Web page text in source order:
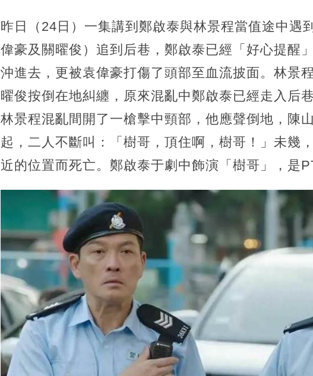
昨日（24日）一集講到鄭啟泰與林景程當值途中遇
偉豪及關曜俊）追到后巷，鄭啟泰已經「好心提醒
沖進去，更被袁偉豪打傷了頭部至血流披面。林景
曜俊按倒在地糾纏，原來混亂中鄭啟泰已經走入后
林景程混亂間開了一槍擊中頸部，他應聲倒地，陳
起，二人不斷叫：「樹哥，頂住啊，樹哥！」未幾
近的位置而死亡。鄭啟泰于劇中飾演「樹哥」，是